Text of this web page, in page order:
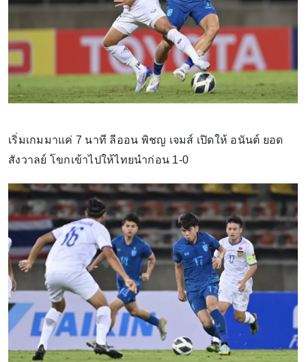
เริ่มเกมมาแค่ 7 นาที ลีออน พิชญ เจมส์ เปิดให้ อนันต์ ยอด
สังวาลย์ โขกเข้าไปให้ไทยนำก่อน 1-0